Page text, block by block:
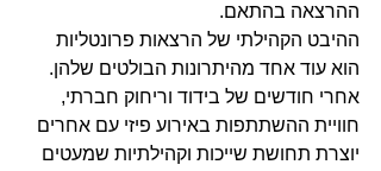
ההרצאה בהתאם.
ההיבט הקהילתי של הרצאות פרונטליות
הוא עוד אחד מהיתרונות הבולטים שלהן.
אחרי חודשים של בידוד וריחוק חברתי,
חוויית ההשתתפות באירוע פיזי עם אחרים
יוצרת תחושת שייכות וקהילתיות שמעטים